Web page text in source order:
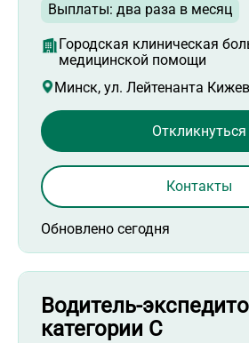
Выплаты: два раза в месяц
Городская клиническая
медицинской помощи
Минск, ул. Лейтенанта
Обновлено сегодня
Откликнуться
Контакты
Водитель-
категории С